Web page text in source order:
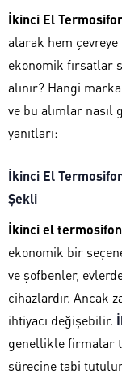
İkinci El
alarak hem
ekonomik fırsatlar
alınır? Hangi
ve bu alımlar
yanıtları:
İkinci El
Şekli
İkinci el
ekonomik bir
ve şofbenler,
cihazlardır. Ancak
ihtiyacı değişebilir.
genellikle firmalar
sürecine tabi